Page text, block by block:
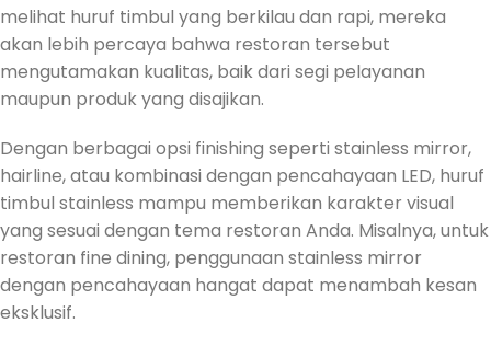
melihat huruf timbul yang berkilau dan rapi, mereka
akan lebih percaya bahwa restoran tersebut
mengutamakan kualitas, baik dari segi pelayanan
maupun produk yang disajikan.
Dengan berbagai opsi finishing seperti stainless mirror,
hairline, atau kombinasi dengan pencahayaan LED, huruf
timbul stainless mampu memberikan karakter visual
yang sesuai dengan tema restoran Anda. Misalnya, untuk
restoran fine dining, penggunaan stainless mirror
dengan pencahayaan hangat dapat menambah kesan
eksklusif.